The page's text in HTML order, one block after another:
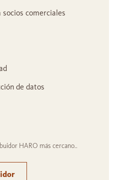
comerciales
de datos
HARO más cercano..